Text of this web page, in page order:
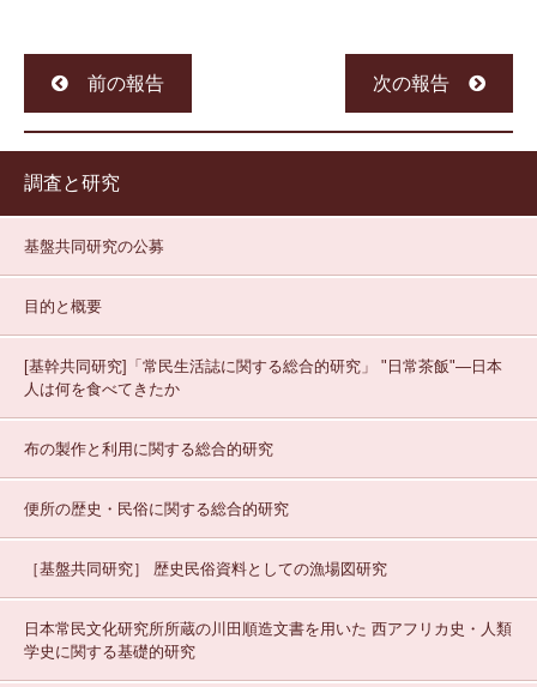
前の報告 次の報告
調査と研究
基盤共同研究の公募
目的と概要
[基幹共同研究]「常民生活誌に関する総合的研究」
"日常茶飯"—日本
人は何を食べてきたか
布の製作と利用に関する総合的研究
便所の歴史・民俗に関する総合的研究
［基盤共同研究］ 歴史民俗資料としての漁場図研究
日本常民文化研究所所蔵の川田順造文書を用いた 西アフリカ史・人類
学史に関する基礎的研究